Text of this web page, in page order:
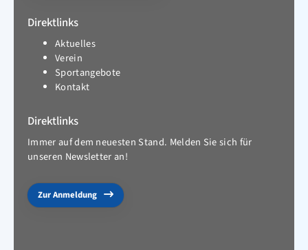
Direktlinks
Aktuelles
Verein
Sportangebote
Kontakt
Direktlinks
Immer auf dem neuesten Stand. Melden Sie sich für
unseren Newsletter an!
Zur Anmeldung